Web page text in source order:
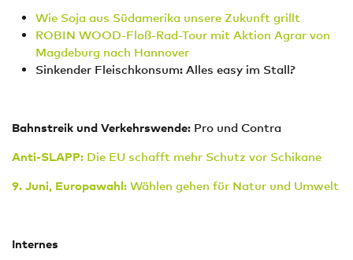
Wie Soja aus Südamerika unsere Zukunft grillt
ROBIN WOOD-Floß-Rad-Tour mit Aktion Agrar von
Magdeburg nach Hannover
Sinkender Fleischkonsum: Alles easy im Stall?
Bahnstreik und Verkehrswende: Pro und Contra
Anti-SLAPP: Die EU schafft mehr Schutz vor Schikane
9. Juni, Europawahl: Wählen gehen für Natur und Umwelt
Internes